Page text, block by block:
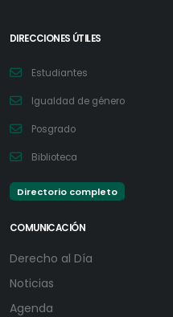
DIRECCIONES ÚTILES
Estudiantes
Igualdad de género
Posgrado
Biblioteca
Directorio completo
COMUNICACIÓN
Derecho al Día
Noticias
Agenda